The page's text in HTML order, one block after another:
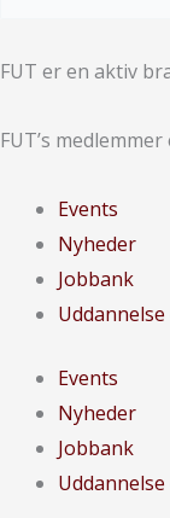
FUT er en aktiv
FUT’s
Events
Nyheder
Jobbank
Events
Nyheder
Jobbank